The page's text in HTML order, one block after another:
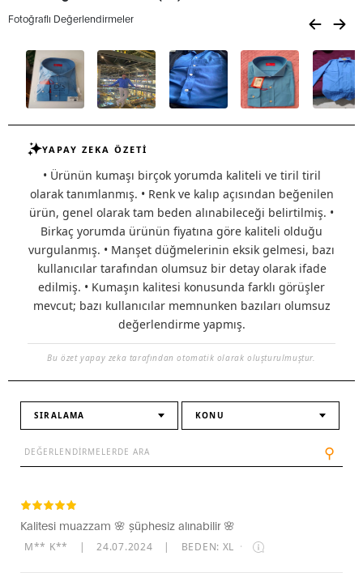
Fotoğraflı Değerlendirmeler
YAPAY ZEKA ÖZETİ
• Ürünün kumaşı birçok yorumda kaliteli ve tiril tiril
olarak tanımlanmış. • Renk ve kalıp açısından beğenilen
ürün, genel olarak tam beden alınabileceği belirtilmiş. •
Birkaç yorumda ürünün fiyatına göre kaliteli olduğu
vurgulanmış. • Manşet düğmelerinin eksik gelmesi, bazı
kullanıcılar tarafından olumsuz bir detay olarak ifade
edilmiş. • Kumaşın kalitesi konusunda farklı görüşler
mevcut; bazı kullanıcılar memnunken bazıları olumsuz
değerlendirme yapmış.
Bu özet yapay zeka tarafından otomatik olarak oluşturulmuştur.
SIRALAMA KONU
⚲
Kalitesi muazzam 🌸 şüphesiz alınabilir 🌸
M** K** | 24.07.2024 | BEDEN: XL ·